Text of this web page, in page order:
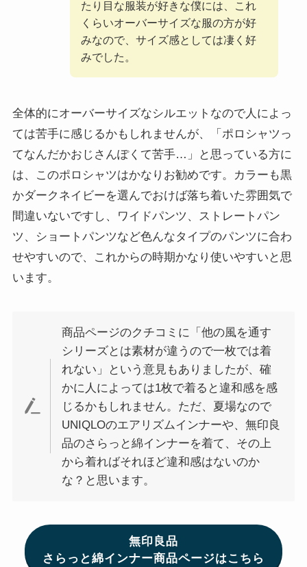
たり目な服装が好きな僕には、これ
くらいオーバーサイズな服の方が好
みなので、サイズ感としては凄く好
みでした。
全体的にオーバーサイズなシルエットなので人によっ
ては苦手に感じるかもしれませんが、「ポロシャツっ
てなんだかおじさんぽくて苦手…」と思っている方に
は、このポロシャツはかなりお勧めです。カラーも黒
かダークネイビーを選んでおけば落ち着いた雰囲気で
間違いないですし、ワイドパンツ、ストレートパン
ツ、ショートパンツなど色んなタイプのパンツに合わ
せやすいので、これからの時期かなり使いやすいと思
います。
商品ページのクチコミに「他の風を通す
シリーズとは素材が違うので一枚では着
れない」という意見もありましたが、確
かに人によっては1枚で着ると違和感を感
じるかもしれません。ただ、夏場なので
UNIQLOのエアリズムインナーや、無印良
品のさらっと綿インナーを着て、その上
から着ればそれほど違和感はないのか
な？と思います。
無印良品
さらっと綿インナー商品ページはこちら